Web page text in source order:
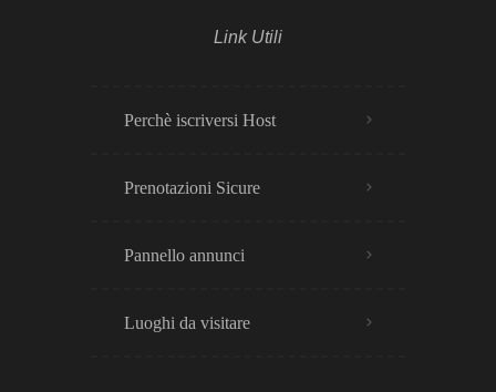
Link Utili
Perchè iscriversi Host
Prenotazioni Sicure
Pannello annunci
Luoghi da visitare